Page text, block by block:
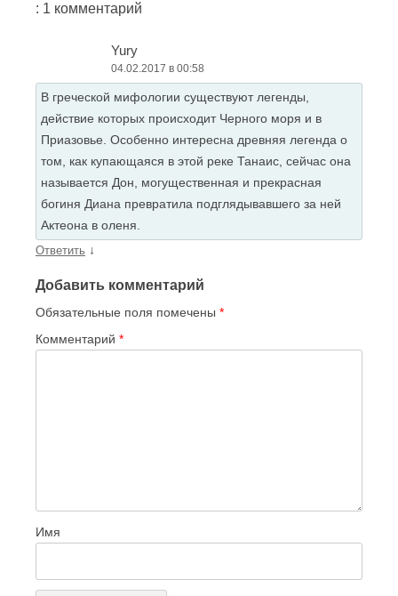
: 1 комментарий
Yury
04.02.2017 в 00:58
В греческой мифологии существуют легенды,
действие которых происходит Черного моря и в
Приазовье. Особенно интересна древняя легенда о
том, как купающаяся в этой реке Танаис, сейчас она
называется Дон, могущественная и прекрасная
богиня Диана превратила подглядывавшего за ней
Актеона в оленя.
Ответить ↓
Добавить комментарий
Обязательные поля помечены *
Комментарий *
Имя